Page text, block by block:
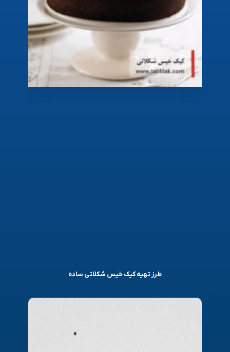
طرز تهیه کیک خیس شکلاتی ساده